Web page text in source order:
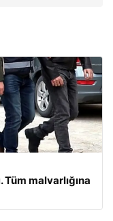
malvarlığına